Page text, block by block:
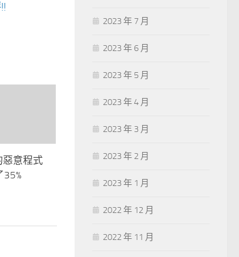
惡意程式
2023 年 7 月
2023 年 6 月
2023 年 5 月
2023 年 4 月
2023 年 3 月
2023 年 2 月
2023 年 1 月
2022 年 12 月
2022 年 11 月